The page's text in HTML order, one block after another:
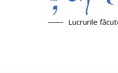
Lucrurile